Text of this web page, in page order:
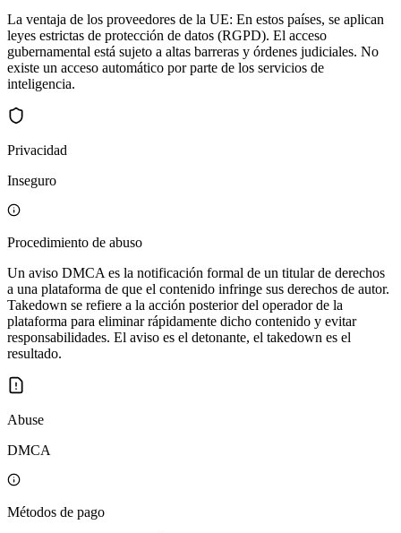
La ventaja de los proveedores de la UE: En estos países, se aplican
leyes estrictas de protección de datos (RGPD). El acceso
gubernamental está sujeto a altas barreras y órdenes judiciales. No
existe un acceso automático por parte de los servicios de
inteligencia.
Privacidad
Inseguro
Procedimiento de abuso
Un aviso DMCA es la notificación formal de un titular de derechos
a una plataforma de que el contenido infringe sus derechos de autor.
Takedown se refiere a la acción posterior del operador de la
plataforma para eliminar rápidamente dicho contenido y evitar
responsabilidades. El aviso es el detonante, el takedown es el
resultado.
Abuse
DMCA
Métodos de pago